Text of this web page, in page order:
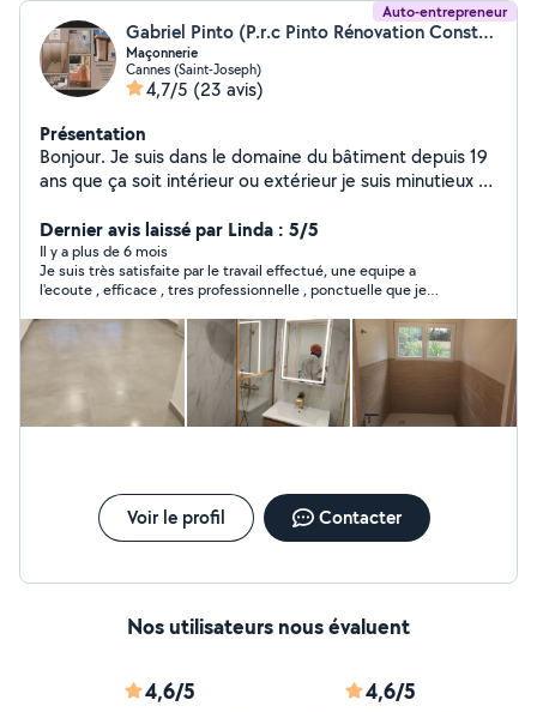
Auto-entrepreneur
Gabriel Pinto (P.r.c Pinto Rénovation Construction)
Maçonnerie
Cannes (Saint-Joseph)
4,7/5 (23 avis)
Présentation
Bonjour. Je suis dans le domaine du bâtiment depuis 19
ans que ça soit intérieur ou extérieur je suis minutieux et
besoins.
Dernier avis laissé par Linda : 5/5
Il y a plus de 6 mois
Je suis très satisfaite par le travail effectué, une equipe a
l'ecoute , efficace , tres professionnelle , ponctuelle que je
Voir le profil Contacter
Nos utilisateurs nous évaluent
4,6/5 4,6/5